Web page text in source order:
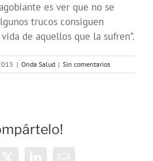
es ver que no se
trucos consiguen
de aquellos que la sufren”.
| Onda Salud | Sin comentarios